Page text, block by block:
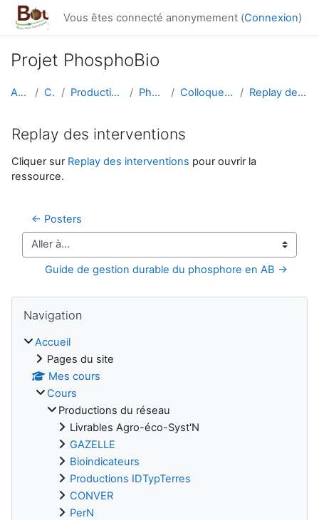
Passer au contenu principal
Vous êtes connecté anonymement (Connexion)
Projet PhosphoBio
Accueil Cours Productions du réseau PhosphoBio Colloque de restitution Replay des interventions
Replay des interventions
Conditions d’achèvement
Cliquer sur Replay des interventions pour ouvrir la
ressource.
← Posters
Aller à…
Guide de gestion durable du phosphore en AB →
Blocs
Navigation
Accueil
Pages du site
Mes cours
Cours
Productions du réseau
Livrables Agro-éco-Syst'N
GAZELLE
Bioindicateurs
Productions IDTypTerres
CONVER
PerN